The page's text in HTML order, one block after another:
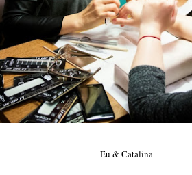
Eu & Catalina